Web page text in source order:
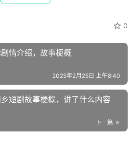
0
情介绍，故事梗概
2025年2月25日 上午8:40
短剧故事梗概，讲了什么内容
下一篇